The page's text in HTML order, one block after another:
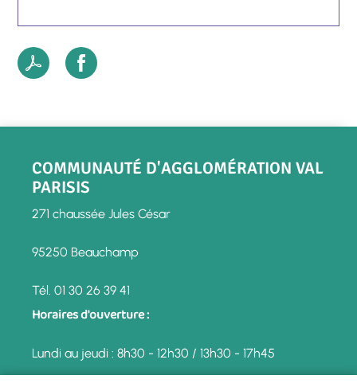
COMMUNAUTÉ D'AGGLOMÉRATION VAL
PARISIS
271 chaussée Jules César
95250 Beauchamp
Tél. 01 30 26 39 41
Horaires d'ouverture :
Lundi au jeudi : 8h30 - 12h30 / 13h30 - 17h45